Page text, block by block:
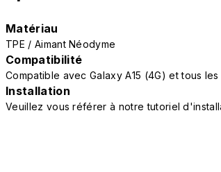
Matériau
TPE / Aimant Néodyme
Compatibilité
Compatible avec Galaxy A15 (4G) et tous
Installation
Veuillez vous référer à notre tutoriel